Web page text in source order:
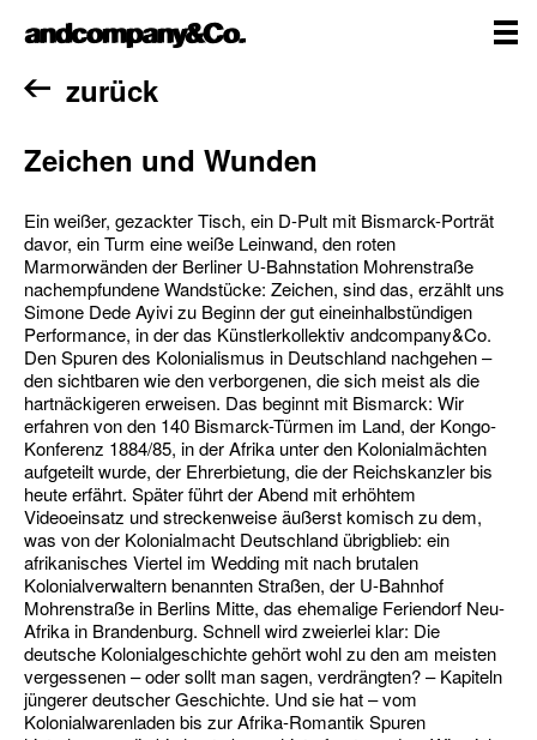
Inhalt
andcompany&Co
Homezurück
Zeichen und Wunden
Ein weißer, gezackter Tisch, ein D-Pult mit Bismarck-Porträt
davor, ein Turm eine weiße Leinwand, den roten
Marmorwänden der Berliner U-Bahnstation Mohrenstraße
nachempfundene Wandstücke: Zeichen, sind das, erzählt uns
Simone Dede Ayivi zu Beginn der gut eineinhalbstündigen
Performance, in der das Künstlerkollektiv andcompany&Co.
Den Spuren des Kolonialismus in Deutschland nachgehen –
den sichtbaren wie den verborgenen, die sich meist als die
hartnäckigeren erweisen. Das beginnt mit Bismarck: Wir
erfahren von den 140 Bismarck-Türmen im Land, der Kongo-
Konferenz 1884/85, in der Afrika unter den Kolonialmächten
aufgeteilt wurde, der Ehrerbietung, die der Reichskanzler bis
heute erfährt. Später führt der Abend mit erhöhtem
Videoeinsatz und streckenweise äußerst komisch zu dem,
was von der Kolonialmacht Deutschland übrigblieb: ein
afrikanisches Viertel im Wedding mit nach brutalen
Kolonialverwaltern benannten Straßen, der U-Bahnhof
Mohrenstraße in Berlins Mitte, das ehemalige Feriendorf Neu-
Afrika in Brandenburg. Schnell wird zweierlei klar: Die
deutsche Kolonialgeschichte gehört wohl zu den am meisten
vergessenen – oder sollt man sagen, verdrängten? – Kapiteln
jüngerer deutscher Geschichte. Und sie hat – vom
Kolonialwarenladen bis zur Afrika-Romantik Spuren